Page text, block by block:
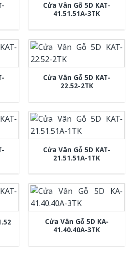
Cửa Vân Gỗ 5D KAT-
41.51.51A-3TK
Cửa Vân Gỗ 5D KAT-
22.52-2TK
Cửa Vân Gỗ 5D KAT-
21.51.51A-1TK
Cửa Vân Gỗ 5D KA-
41.40.40A-3TK